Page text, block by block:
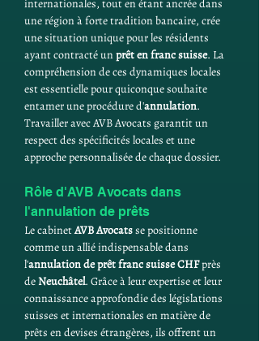
internationales, tout en étant ancrée dans
une région à forte tradition bancaire, crée
une situation unique pour les résidents
ayant contracté un prêt en franc suisse. La
compréhension de ces dynamiques locales
est essentielle pour quiconque souhaite
entamer une procédure d'annulation.
Travailler avec AVB Avocats garantit un
respect des spécificités locales et une
approche personnalisée de chaque dossier.
Rôle d'AVB Avocats dans
l'annulation de prêts
Le cabinet AVB Avocats se positionne
comme un allié indispensable dans
l'annulation de prêt franc suisse CHF près
de Neuchâtel. Grâce à leur expertise et leur
connaissance approfondie des législations
suisses et internationales en matière de
prêts en devises étrangères, ils offrent un